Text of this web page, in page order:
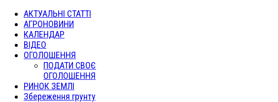
АКТУАЛЬНІ СТАТТІ
АГРОНОВИНИ
КАЛЕНДАР
ВІДЕО
ОГОЛОШЕННЯ
ПОДАТИ СВОЄ
ОГОЛОШЕННЯ
РИНОК ЗЕМЛІ
Збереження грунту